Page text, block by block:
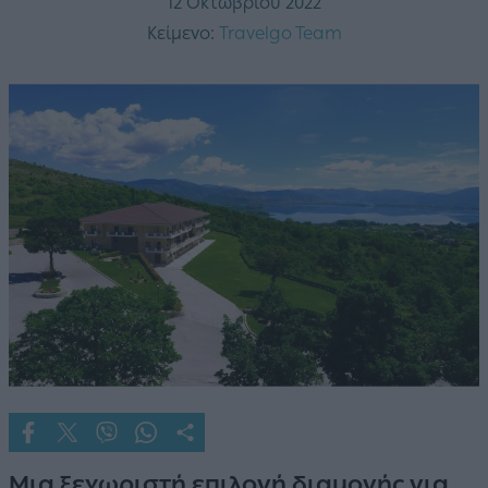
Κείμενο: Travelgo Team